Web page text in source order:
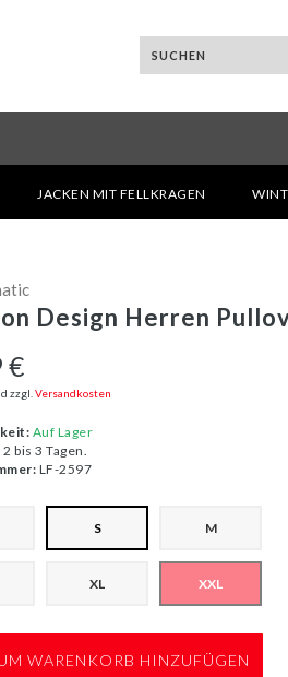
JACKEN MIT FELLKRAGEN
Design Herren
€
zzgl. Versandkosten
Auf Lager
2 bis 3 Tagen.
LF-2597
S M
XL XXL
WARENKORB HINZUFÜGEN